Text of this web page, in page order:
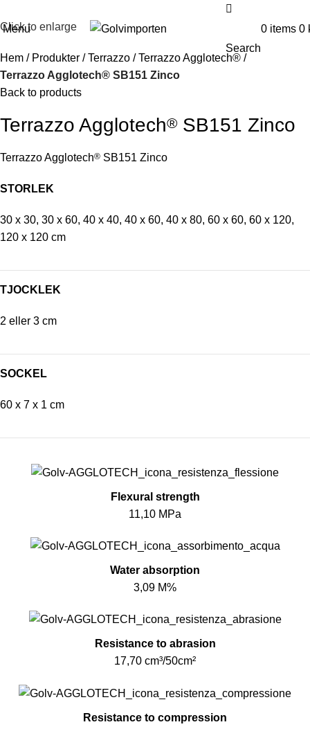
Menu
Search
0 items 0
Click to enlarge
Hem Produkter Terrazzo
Terrazzo Agglotech®
Terrazzo Agglotech® SB151 Zinco
Back to products
Terrazzo Agglotech® SB151 Zinco
Terrazzo Agglotech® SB151 Zinco
STORLEK
30 x 30, 30 x 60, 40 x 40, 40 x 60, 40 x 80, 60 x 60, 60 x 120,
120 x 120 cm
TJOCKLEK
2 eller 3 cm
SOCKEL
60 x 7 x 1 cm
Flexural strength
11,10 MPa
Water absorption
3,09 M%
Resistance to abrasion
17,70 cm³/50cm²
Resistance to compression